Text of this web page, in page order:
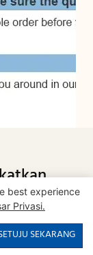
best experience
Privasi.
SEKARANG